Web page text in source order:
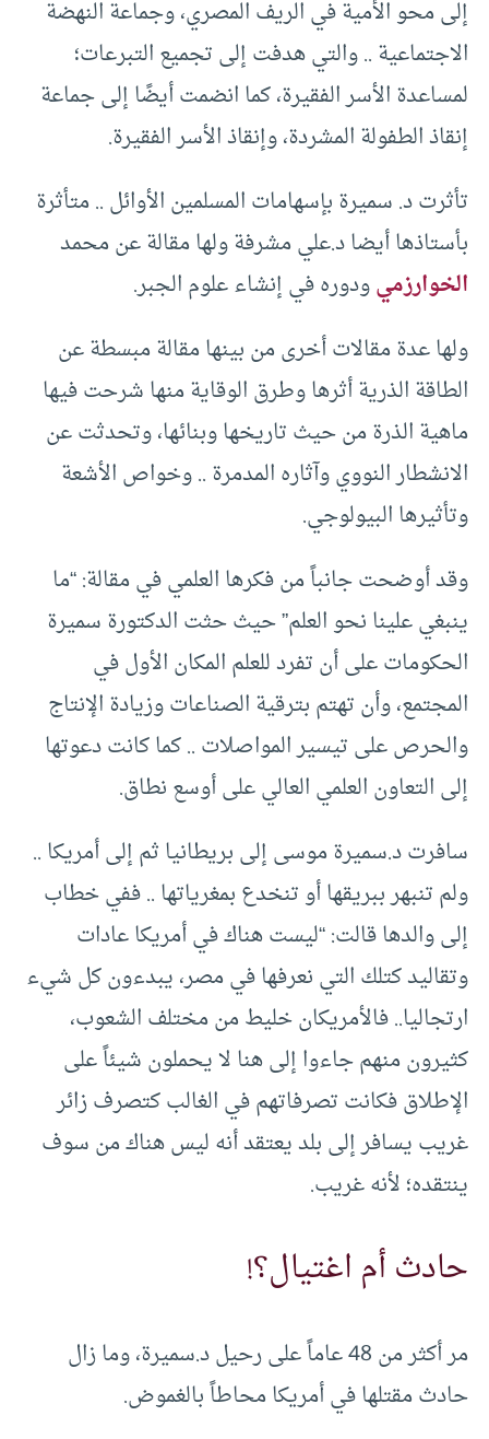
إلى محو الأمية في الريف المصري، وجماعة النهضة
الاجتماعية .. والتي هدفت إلى تجميع التبرعات؛
لمساعدة الأسر الفقيرة، كما انضمت أيضًا إلى جماعة
إنقاذ الطفولة المشردة، وإنقاذ الأسر الفقيرة.
تأثرت د. سميرة بإسهامات المسلمين الأوائل .. متأثرة
بأستاذها أيضا د.علي مشرفة ولها مقالة عن محمد
الخوارزميودوره في إنشاء علوم الجبر.
ولها عدة مقالات أخرى من بينها مقالة مبسطة عن
الطاقة الذرية أثرها وطرق الوقاية منها شرحت فيها
ماهية الذرة من حيث تاريخها وبنائها، وتحدثت عن
الانشطار النووي وآثاره المدمرة .. وخواص الأشعة
وتأثيرها البيولوجي.
وقد أوضحت جانباً من فكرها العلمي في مقالة: “ما
ينبغي علينا نحو العلم” حيث حثت الدكتورة سميرة
الحكومات على أن تفرد للعلم المكان الأول في
المجتمع، وأن تهتم بترقية الصناعات وزيادة الإنتاج
والحرص على تيسير المواصلات .. كما كانت دعوتها
إلى التعاون العلمي العالي على أوسع نطاق.
سافرت د.سميرة موسى إلى بريطانيا ثم إلى أمريكا ..
ولم تنبهر ببريقها أو تنخدع بمغرياتها .. ففي خطاب
إلى والدها قالت: “ليست هناك في أمريكا عادات
وتقاليد كتلك التي نعرفها في مصر، يبدءون كل شيء
ارتجاليا.. فالأمريكان خليط من مختلف الشعوب،
كثيرون منهم جاءوا إلى هنا لا يحملون شيئاً على
الإطلاق فكانت تصرفاتهم في الغالب كتصرف زائر
غريب يسافر إلى بلد يعتقد أنه ليس هناك من سوف
ينتقده؛ لأنه غريب.
حادث أم اغتيال؟!
مر أكثر من 48 عاماً على رحيل د.سميرة، وما زال
حادث مقتلها في أمريكا محاطاً بالغموض.